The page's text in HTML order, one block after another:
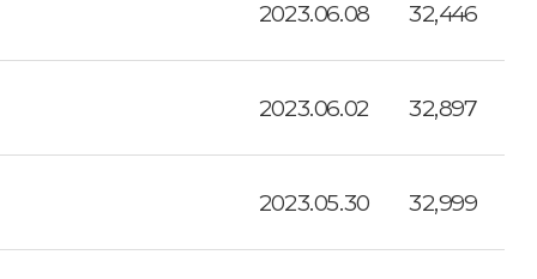
2023.06.08 32,446
2023.06.02 32,897
2023.05.30 32,999